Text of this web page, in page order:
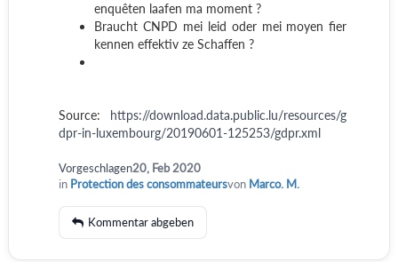
enquêten laafen ma moment ?
Braucht CNPD mei leid oder mei moyen fier
kennen effektiv ze Schaffen ?
Source: https://download.data.public.lu/resources/g
dpr-in-luxembourg/20190601-125253/gdpr.xml
Vorgeschlagen20, Feb 2020
in Protection des consommateursvon Marco. M.
Kommentar abgeben